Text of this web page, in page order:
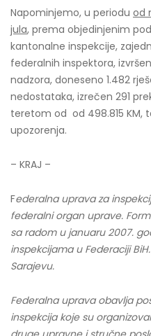
Napominjemo, u periodu od
jula, prema objedinjenim
kantonalne inspekcije,
federalnih inspektora,
nadzora, doneseno 1.482
nedostataka, izrečen 291
teretom od od 498.815 KM,
upozorenja.
– KRAJ –
Federalna uprava za
federalni organ uprave.
sa radom u januaru 2007.
inspekcijama u Federaciji
Sarajevu.
Federalna uprava obavlja
inspekcija koje su